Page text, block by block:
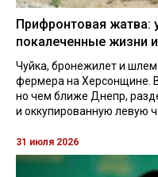
Прифронтовая жатва:
покалеченные жизни
Чуйка, бронежилет и
фермера на Херсонщине.
но чем ближе Днепр,
и оккупированную левую
31 июля 2026